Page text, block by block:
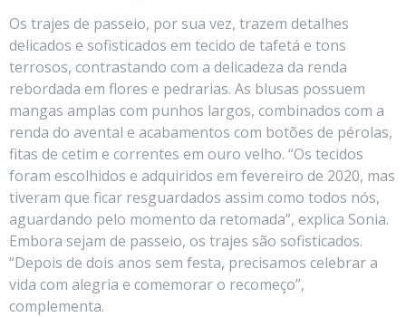
Os trajes de passeio, por sua vez, trazem detalhes
delicados e sofisticados em tecido de tafetá e tons
terrosos, contrastando com a delicadeza da renda
rebordada em flores e pedrarias. As blusas possuem
mangas amplas com punhos largos, combinados com a
renda do avental e acabamentos com botões de pérolas,
fitas de cetim e correntes em ouro velho. “Os tecidos
foram escolhidos e adquiridos em fevereiro de 2020, mas
tiveram que ficar resguardados assim como todos nós,
aguardando pelo momento da retomada”, explica Sonia.
Embora sejam de passeio, os trajes são sofisticados.
“Depois de dois anos sem festa, precisamos celebrar a
vida com alegria e comemorar o recomeço”,
complementa.